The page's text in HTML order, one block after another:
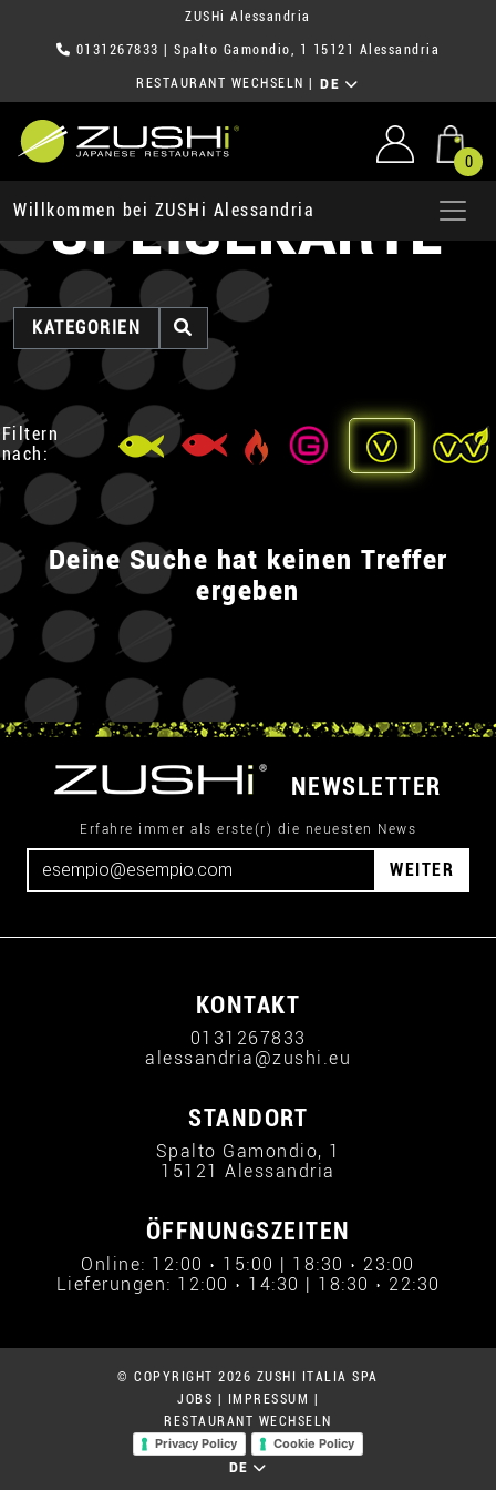
ZUSHi Alessandria
0131267833 | Spalto Gamondio, 1 15121 Alessandria
RESTAURANT WECHSELN DE
0
Willkommen bei ZUSHi Alessandria
SPEISEKARTE
KATEGORIEN
Filtern
nach:
Deine Suche hat keinen Treffer
ergeben
NEWSLETTER
Erfahre immer als erste(r) die neuesten News
WEITER
KONTAKT
0131267833
alessandria@zushi.eu
STANDORT
Spalto Gamondio, 1
15121 Alessandria
ÖFFNUNGSZEITEN
Online: 12:00 › 15:00 | 18:30 › 23:00
Lieferungen: 12:00 › 14:30 | 18:30 › 22:30
© COPYRIGHT 2026 ZUSHI ITALIA SPA
JOBS
IMPRESSUM
RESTAURANT WECHSELN
Privacy Policy
Cookie Policy
DE